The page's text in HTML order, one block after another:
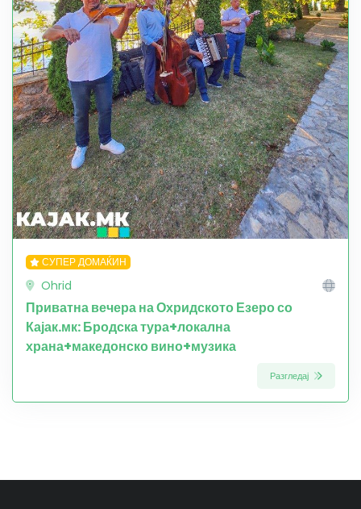
СУПЕР ДОМАЌИН
Ohrid
Приватна вечера на Охридското Езеро со
Кајак.мк: Бродска тура+локална
храна+македонско вино+музика
Разгледај